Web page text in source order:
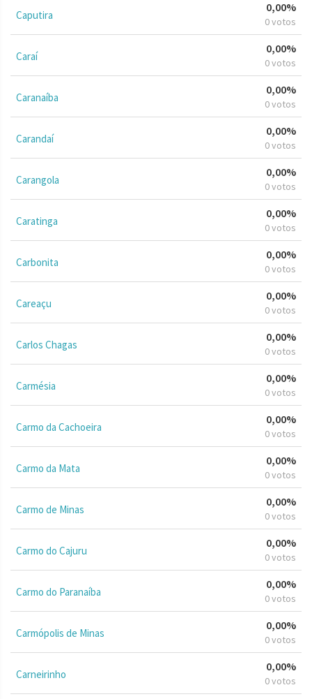
Caputira
0,00%
0 votos
Caraí
0,00%
0 votos
Caranaíba
0,00%
0 votos
Carandaí
0,00%
0 votos
Carangola
0,00%
0 votos
Caratinga
0,00%
0 votos
Carbonita
0,00%
0 votos
Careaçu
0,00%
0 votos
Carlos Chagas
0,00%
0 votos
Carmésia
0,00%
0 votos
Carmo da Cachoeira
0,00%
0 votos
Carmo da Mata
0,00%
0 votos
Carmo de Minas
0,00%
0 votos
Carmo do Cajuru
0,00%
0 votos
Carmo do Paranaíba
0,00%
0 votos
Carmópolis de Minas
0,00%
0 votos
Carneirinho
0,00%
0 votos